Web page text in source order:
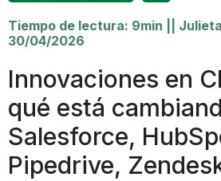
Tiempo de lectura: 9min
30/04/2026
Innovaciones en
qué está
Salesforce,
Pipedrive,